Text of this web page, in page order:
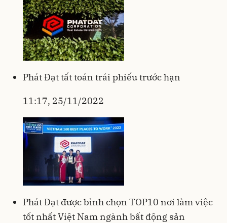
Phát Đạt tất toán trái phiếu trước hạn
11:17, 25/11/2022
Phát Đạt được bình chọn TOP10 nơi làm việc
tốt nhất Việt Nam ngành bất động sản